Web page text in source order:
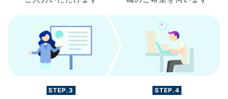
STEP.3 STEP.4